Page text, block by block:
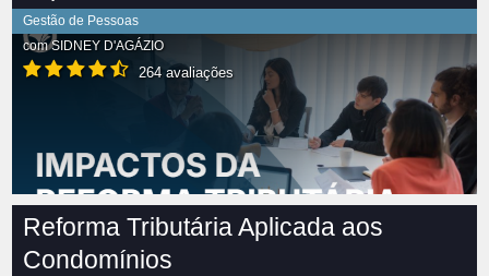
Gestão de Pessoas
comSIDNEY D'AGÁZIO
264 avaliações
Reforma Tributária Aplicada aos
Condomínios